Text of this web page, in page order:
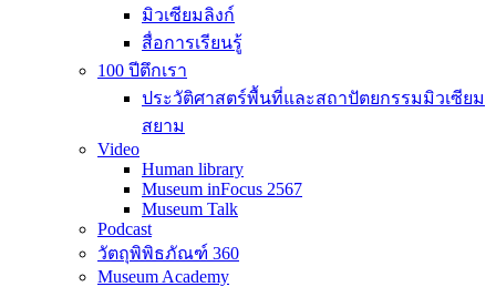
มิวเซียมลิงก์
สื่อการเรียนรู้
100 ปีตึกเรา
ประวัติศาสตร์พื้นที่และสถาปัตยกรรมมิวเซียม
สยาม
Video
Human library
Museum inFocus 2567
Museum Talk
Podcast
วัตถุพิพิธภัณฑ์ 360
Museum Academy